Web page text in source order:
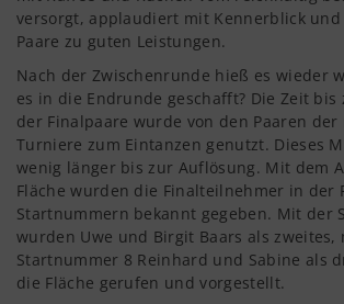
versorgt, applaudiert mit Kennerblick
Paare zu guten Leistungen.
Nach der Zwischenrunde hieß es wieder
es in die Endrunde geschafft? Die Zeit bis
der Finalpaare wurde von den Paaren
Turniere zum Eintanzen genutzt. Dieses
wenig länger bis zur Auflösung. Mit dem
Fläche wurden die Finalteilnehmer in der
Startnummern bekannt gegeben. Mit der
wurden Uwe und Birgit Baars als zweites,
Startnummer 8 Rein­hard und Sabine als
die Fläche gerufen und vorgestellt.